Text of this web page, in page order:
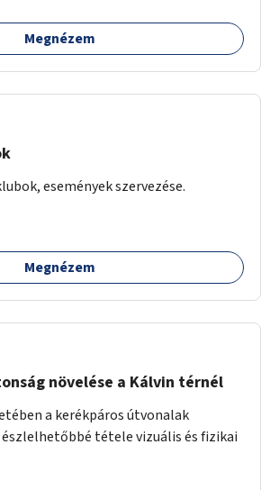
Megnézem
események szervezése.
Megnézem
növelése a Kálvin térnél
a kerékpáros útvonalak
tétele vizuális és fizikai